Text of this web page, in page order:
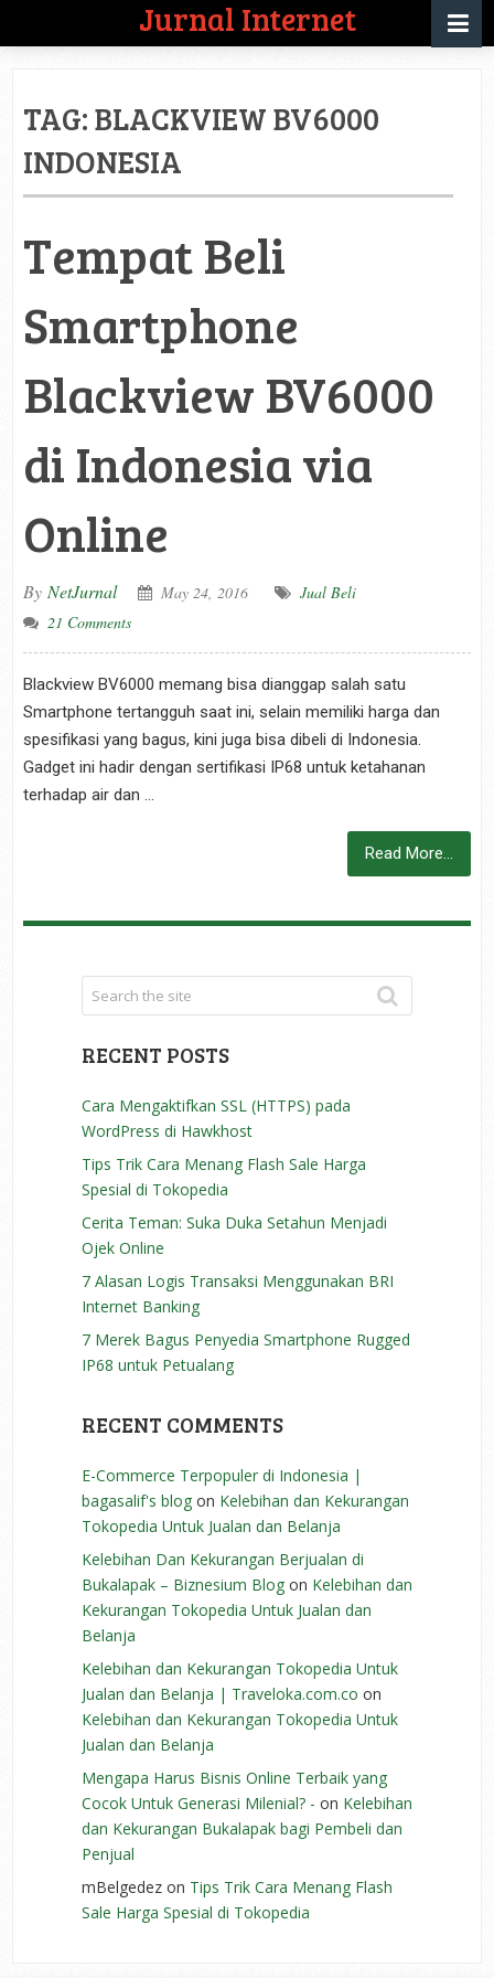
Jurnal Internet
TAG:BLACKVIEW BV6000
INDONESIA
Tempat Beli
Smartphone
Blackview BV6000
di Indonesia via
Online
By NetJurnal May 24, 2016
Jual Beli
21 Comments
Blackview BV6000 memang bisa dianggap salah satu
Smartphone tertangguh saat ini, selain memiliki harga dan
spesifikasi yang bagus, kini juga bisa dibeli di Indonesia.
Gadget ini hadir dengan sertifikasi IP68 untuk ketahanan
terhadap air dan …
Read More...
RECENT POSTS
Cara Mengaktifkan SSL (HTTPS) pada
WordPress di Hawkhost
Tips Trik Cara Menang Flash Sale Harga
Spesial di Tokopedia
Cerita Teman: Suka Duka Setahun Menjadi
Ojek Online
7 Alasan Logis Transaksi Menggunakan BRI
Internet Banking
7 Merek Bagus Penyedia Smartphone Rugged
IP68 untuk Petualang
RECENT COMMENTS
E-Commerce Terpopuler di Indonesia |
bagasalif's blog on Kelebihan dan Kekurangan
Tokopedia Untuk Jualan dan Belanja
Kelebihan Dan Kekurangan Berjualan di
Bukalapak – Biznesium Blog on Kelebihan dan
Kekurangan Tokopedia Untuk Jualan dan
Belanja
Kelebihan dan Kekurangan Tokopedia Untuk
Jualan dan Belanja | Traveloka.com.co on
Kelebihan dan Kekurangan Tokopedia Untuk
Jualan dan Belanja
Mengapa Harus Bisnis Online Terbaik yang
Cocok Untuk Generasi Milenial? - on Kelebihan
dan Kekurangan Bukalapak bagi Pembeli dan
Penjual
mBelgedez on Tips Trik Cara Menang Flash
Sale Harga Spesial di Tokopedia